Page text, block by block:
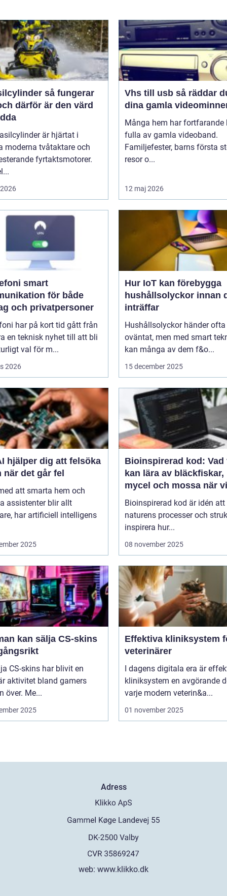
så fungerar
därför är den värd
är hjärtat i
moderna tvåtaktare och
fyrtaktsmotorer.
Vhs till usb så räddar du
dina gamla
Många hem har fortfarande
fulla av gamla videoband.
Familjefester, barns första
resor o...
12 maj 2026
smart
för både
och privatpersoner
har på kort tid gått från
en teknisk nyhet till att bli
val för m...
2026
Hur IoT kan förebygga
hushållsolyckor innan
inträffar
Hushållsolyckor händer ofta
oväntat, men med smart
kan många av dem f&o...
15 december 2025
hjälper dig att felsöka
när det går fel
att smarta hem och
assistenter blir allt
har artificiell intelligens
2025
Bioinspirerad kod: Vad
kan lära av bläckfiskar,
mycel och mossa när vi
bygger nya system
Bioinspirerad kod är idén
naturens processer och
inspirera hur...
08 november 2025
kan sälja CS-skins
CS-skins har blivit en
aktivitet bland gamers
över. Me...
2025
Effektiva kliniksystem
veterinärer
I dagens digitala era är
kliniksystem en avgörande
varje modern veterin&a...
01 november 2025
Adress
web: www.klikko.dk